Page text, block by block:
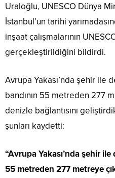
Uraloğlu, UNESCO Dünya
İstanbul’un tarihi
inşaat çalışmalarının
gerçekleştirildiğini bildirdi.
Avrupa Yakası’nda şehir ile
bandının 55 metreden 277
denizle bağlantısını
şunları kaydetti:
“Avrupa Yakası’nda şehir
55 metreden 277 metreye